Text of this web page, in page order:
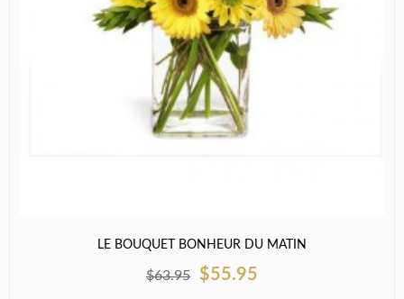
LE BOUQUET BONHEUR DU MATIN
$63.95 $55.95